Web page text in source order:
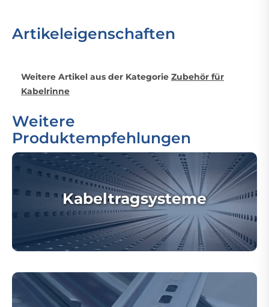
Artikeleigenschaften
Weitere Artikel aus der Kategorie Zubehör für
Kabelrinne
Weitere
Produktempfehlungen
Kabeltragsysteme